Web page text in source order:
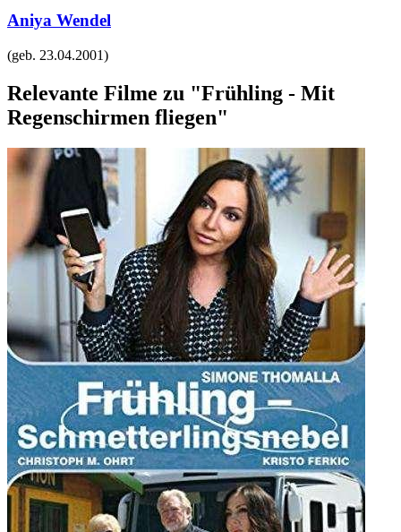
Aniya Wendel
(geb. 23.04.2001)
Relevante Filme zu "Frühling - Mit
Regenschirmen fliegen"